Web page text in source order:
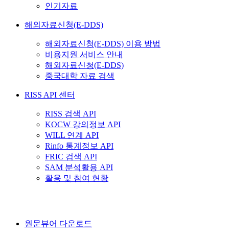
인기자료
해외자료신청(E-DDS)
해외자료신청(E-DDS) 이용 방법
비용지원 서비스 안내
해외자료신청(E-DDS)
중국대학 자료 검색
RISS API 센터
RISS 검색 API
KOCW 강의정보 API
WILL 연계 API
Rinfo 통계정보 API
FRIC 검색 API
SAM 분석활용 API
활용 및 참여 현황
원문뷰어 다운로드